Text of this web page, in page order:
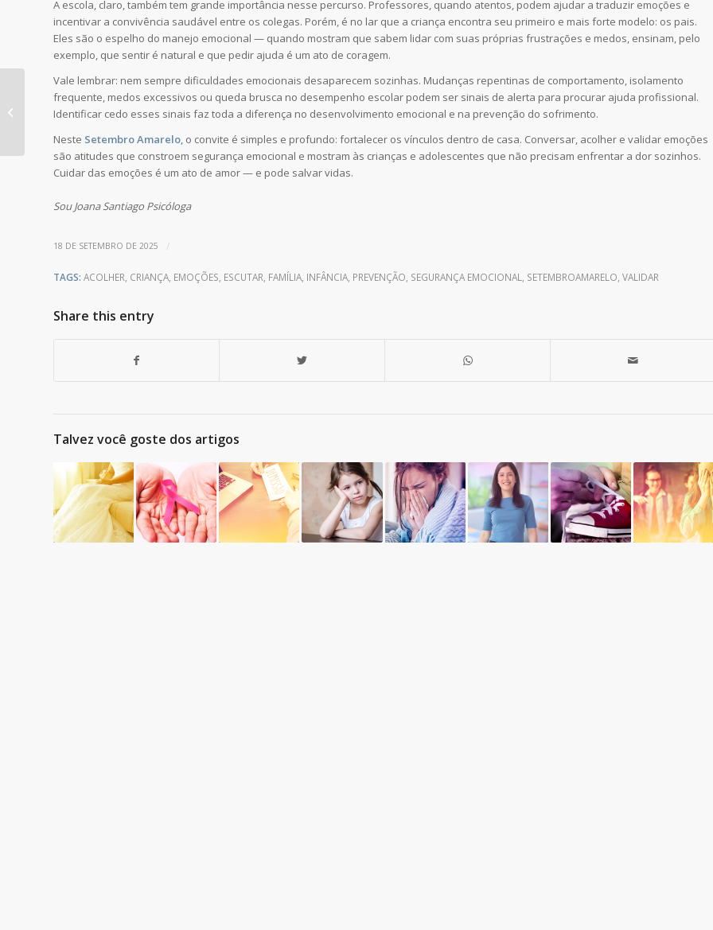
A escola, claro, também tem grande importância nesse percurso. Professores, quando atentos, podem ajudar a traduzir emoções e
incentivar a convivência saudável entre os colegas. Porém, é no lar que a criança encontra seu primeiro e mais forte modelo: os pais.
Eles são o espelho do manejo emocional — quando mostram que sabem lidar com suas próprias frustrações e medos, ensinam, pelo
exemplo, que sentir é natural e que pedir ajuda é um ato de coragem.
Vale lembrar: nem sempre dificuldades emocionais desaparecem sozinhas. Mudanças repentinas de comportamento, isolamento
frequente, medos excessivos ou queda brusca no desempenho escolar podem ser sinais de alerta para procurar ajuda profissional.
Identificar cedo esses sinais faz toda a diferença no desenvolvimento emocional e na prevenção do sofrimento.
Neste Setembro Amarelo, o convite é simples e profundo: fortalecer os vínculos dentro de casa. Conversar, acolher e validar emoções
são atitudes que constroem segurança emocional e mostram às crianças e adolescentes que não precisam enfrentar a dor sozinhos.
Cuidar das emoções é um ato de amor — e pode salvar vidas.
Sou Joana Santiago Psicóloga
18 DE SETEMBRO DE 2025 /
TAGS: ACOLHER, CRIANÇA, EMOÇÕES, ESCUTAR, FAMÍLIA, INFÂNCIA, PREVENÇÃO, SEGURANÇA EMOCIONAL, SETEMBROAMARELO, VALIDAR
Share this entry
Talvez você goste dos artigos
Menopausa: o que eu
tenho visto no
consultório e quase
ninguém comenta